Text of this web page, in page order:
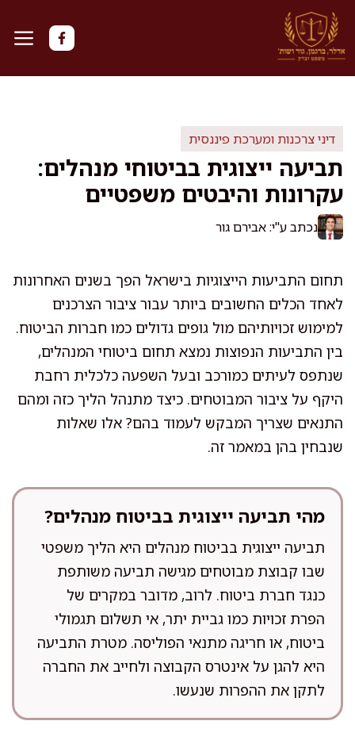
לדלג
לתוכן
דיני צרכנות ומערכת פיננסית
תביעה ייצוגית בביטוחי מנהלים:
עקרונות והיבטים משפטיים
נכתב ע"י: אבירם גור
תחום התביעות הייצוגיות בישראל הפך בשנים האחרונות
לאחד הכלים החשובים ביותר עבור ציבור הצרכנים
למימוש זכויותיהם מול גופים גדולים כמו חברות הביטוח.
בין התביעות הנפוצות נמצא תחום ביטוחי המנהלים,
שנתפס לעיתים כמורכב ובעל השפעה כלכלית רחבת
היקף על ציבור המבוטחים. כיצד מתנהל הליך כזה ומהם
התנאים שצריך המבקש לעמוד בהם? אלו שאלות
שנבחין בהן במאמר זה.
מהי תביעה ייצוגית בביטוח מנהלים?
תביעה ייצוגית בביטוח מנהלים היא הליך משפטי
שבו קבוצת מבוטחים מגישה תביעה משותפת
כנגד חברת ביטוח. לרוב, מדובר במקרים של
הפרת זכויות כמו גביית יתר, אי תשלום תגמולי
ביטוח, או חריגה מתנאי הפוליסה. מטרת התביעה
היא להגן על אינטרס הקבוצה ולחייב את החברה
לתקן את ההפרות שנעשו.